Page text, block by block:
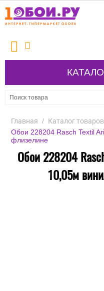
Главная / Каталог товаров
Обои 228204 Rasch Textil
флизелине
Обои 228204
10,05м